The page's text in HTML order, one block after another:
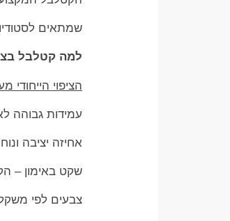
שמתאים
למה קטלבל
הציפוי הייחודי
עמידות גבוהה
אחיזה יציבה
שקט באימון –
צבעים לפי